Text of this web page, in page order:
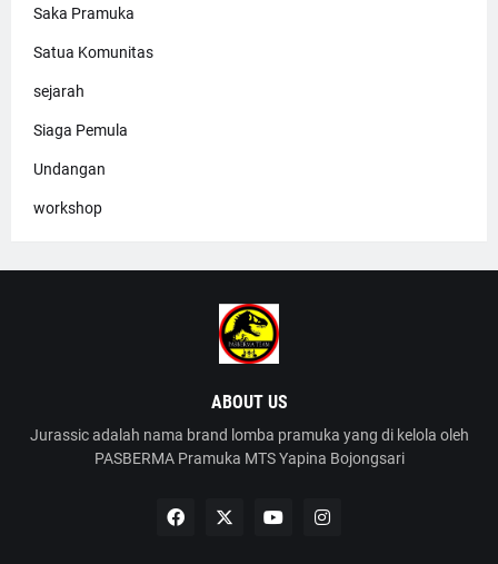
Saka Pramuka
Satua Komunitas
sejarah
Siaga Pemula
Undangan
workshop
ABOUT US
Jurassic adalah nama brand lomba pramuka yang di kelola oleh
PASBERMA Pramuka MTS Yapina Bojongsari